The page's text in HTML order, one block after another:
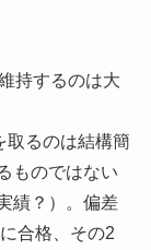
持するのは大
取るのは結構簡
ものではない
績？）。偏差
合格、その2